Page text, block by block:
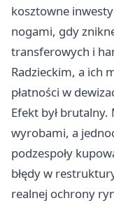
kosztowne
nogami, gdy
transferowych i
Radzieckim, a ich
płatności w
Efekt był brutalny.
wyrobami, a
podzespoły
błędy w
realnej ochrony